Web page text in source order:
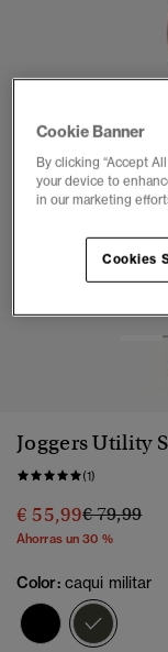
Joggers Utility
(1)
€ 55,99Precio
€ 79,99a
Ahorras un 30 %
Color: caqui militar
Cookie Banner
By clicking “Accept
your device to
in our marketing
Cookies